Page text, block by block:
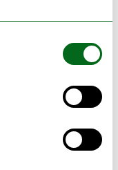
en stor
et verktøy til